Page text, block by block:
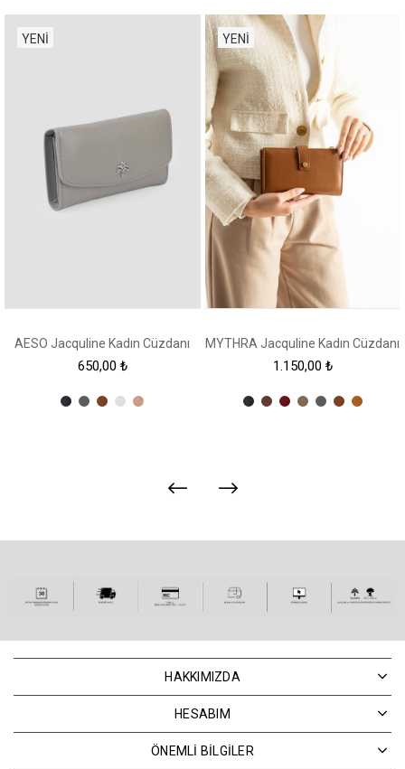
AESO Jacquline Kadın Cüzdanı
650,00 ₺
YENI
MYTHRA Jacquline Kadın Cüzdanı
1.150,00 ₺
YENI
ÜRÜN
HAKKIMIZDA
HESABIM
ÖNEMLİ BİLGİLER